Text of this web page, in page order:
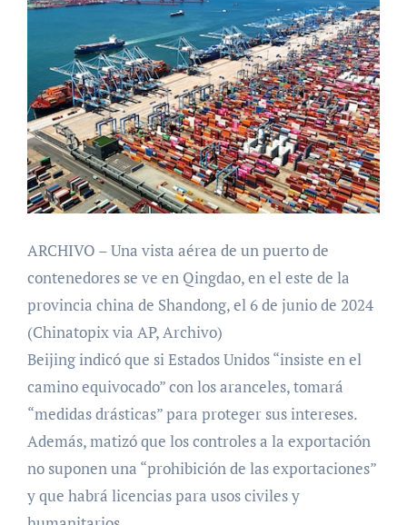
ARCHIVO – Una vista aérea de un puerto de
contenedores se ve en Qingdao, en el este de la
provincia china de Shandong, el 6 de junio de 2024
(Chinatopix via AP, Archivo)
Beijing indicó que si Estados Unidos “insiste en el
camino equivocado” con los aranceles, tomará
“medidas drásticas” para proteger sus intereses.
Además, matizó que los controles a la exportación
no suponen una “prohibición de las exportaciones”
y que habrá licencias para usos civiles y